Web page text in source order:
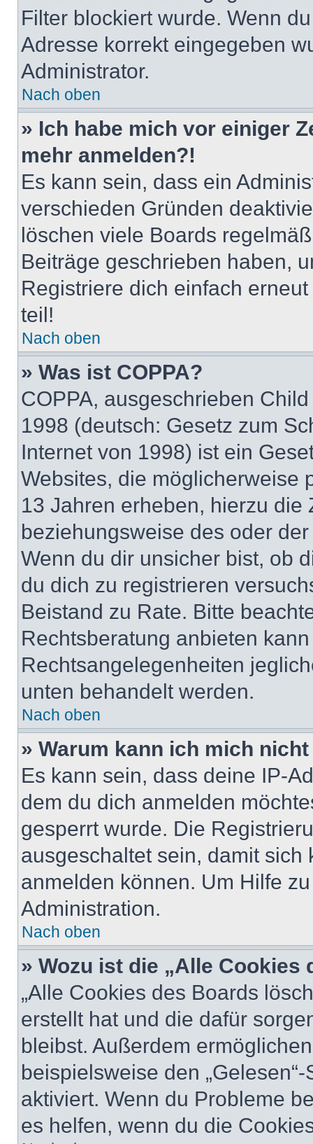
Filter blockiert wurde. Wenn
Adresse korrekt eingegeben
Administrator.
Nach oben
» Ich habe mich vor einiger
mehr anmelden?!
Es kann sein, dass ein
verschieden Gründen
löschen viele Boards
Beiträge geschrieben haben,
Registriere dich einfach
teil!
Nach oben
» Was ist COPPA?
COPPA, ausgeschrieben
1998 (deutsch: Gesetz zum
Internet von 1998) ist ein
Websites, die möglicherweise
13 Jahren erheben, hierzu die
beziehungsweise des oder
Wenn du dir unsicher bist, ob
du dich zu registrieren
Beistand zu Rate. Bitte
Rechtsberatung anbieten
Rechtsangelegenheiten
unten behandelt werden.
Nach oben
» Warum kann ich mich
Es kann sein, dass deine IP-
dem du dich anmelden
gesperrt wurde. Die
ausgeschaltet sein, damit
anmelden können. Um Hilfe
Administration.
Nach oben
» Wozu ist die „Alle
„Alle Cookies des Boards
erstellt hat und die dafür
bleibst. Außerdem
beispielsweise den
aktiviert. Wenn du Probleme
es helfen, wenn du die